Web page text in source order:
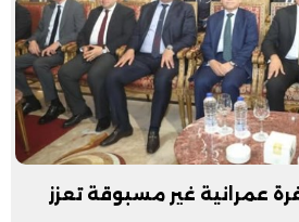
عمرانية غير مسبوقة تعزز